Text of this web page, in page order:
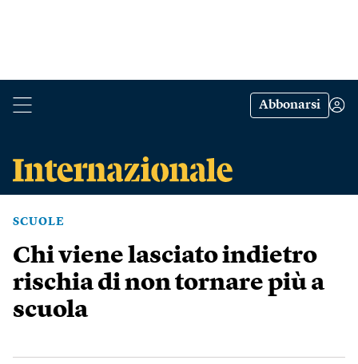
Abbonarsi
SCUOLE
Chi viene lasciato indietro
rischia di non tornare più a
scuola